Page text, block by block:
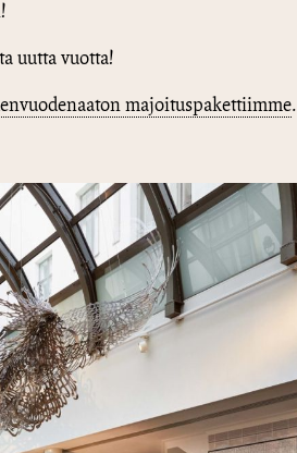
uutta vuotta!
majoituspakettiimme.